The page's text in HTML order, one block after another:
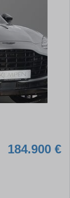
184.900 €